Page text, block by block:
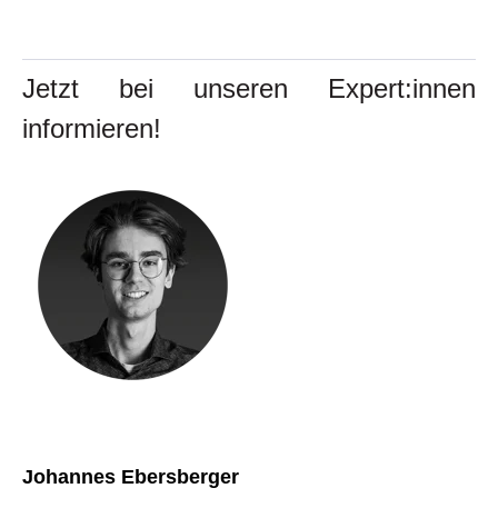
Jetzt bei unseren Expert:innen
informieren!
Johannes Ebersberger